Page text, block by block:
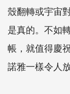
殼翻轉或宇宙
是真的。不如
帳，就值得慶
諾雅一樣令人